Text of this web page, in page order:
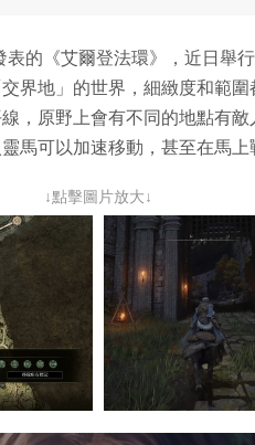
的《艾爾登法環》，近日舉
界地」的世界，細緻度和範
，原野上會有不同的地點有
馬可以加速移動，甚至在馬上
↓點擊圖片放大↓